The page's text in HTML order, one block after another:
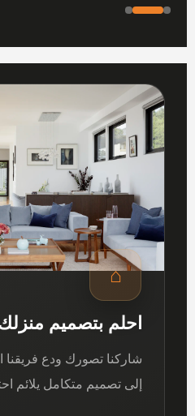
⌂
احلم بتصميم منزلك
شاركنا تصورك ودع
إلى تصميم متكامل يلائم